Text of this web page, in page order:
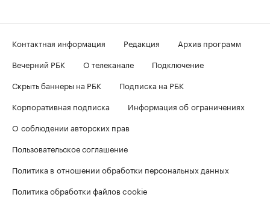
Контактная информация Редакция
Архив программ
Вечерний РБК
О телеканале
Подключение
Скрыть баннеры на РБК
Подписка на РБК
Корпоративная подписка
Информация об ограничениях
О соблюдении авторских прав
Пользовательское соглашение
Политика в отношении обработки персональных данных
Политика обработки файлов cookie